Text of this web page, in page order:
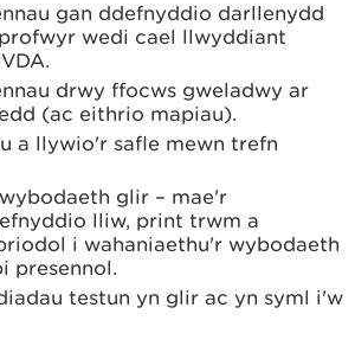
gan ddefnyddio darllenydd
wedi cael llwyddiant
drwy ffocws gweladwy ar
(ac eithrio mapiau).
a llywio'r safle mewn trefn
glir – mae'r
lliw, print trwm a
i wahaniaethu'r wybodaeth
presennol.
testun yn glir ac yn syml i'w